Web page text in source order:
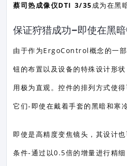
蔡司热成像仪DTI 3/35成为在黑
保证狩猎成功–即使在黑
由于作为ErgoControl概念的一
钮的布置以及设备的特殊设计形
用极为直观。控件的排列方式使
它们-即使在戴着手套的黑暗和寒
即使是高精度变焦镜头，其设计
条件-通过以0.5倍的增量进行精